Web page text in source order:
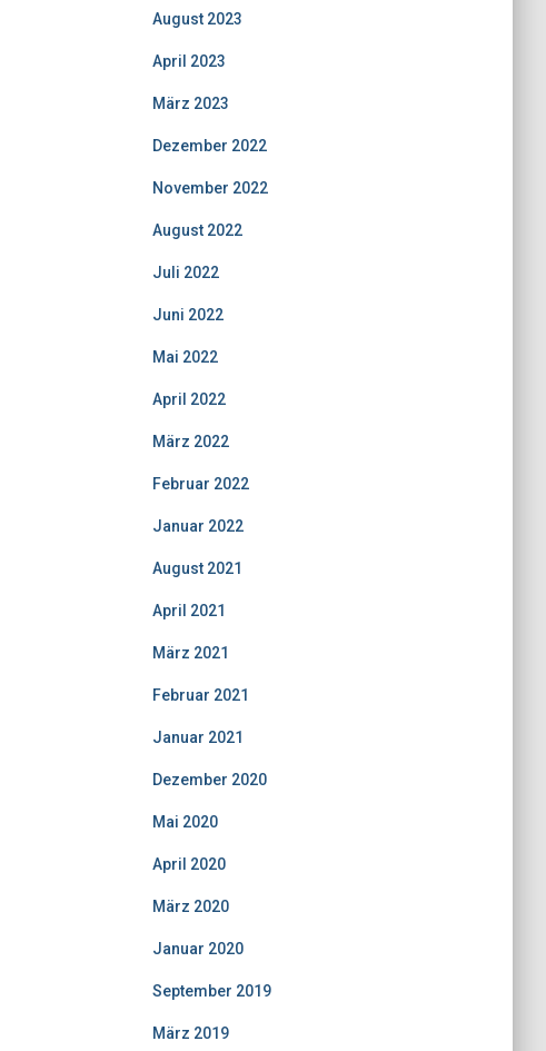
August 2023
April 2023
März 2023
Dezember 2022
November 2022
August 2022
Juli 2022
Juni 2022
Mai 2022
April 2022
März 2022
Februar 2022
Januar 2022
August 2021
April 2021
März 2021
Februar 2021
Januar 2021
Dezember 2020
Mai 2020
April 2020
März 2020
Januar 2020
September 2019
März 2019